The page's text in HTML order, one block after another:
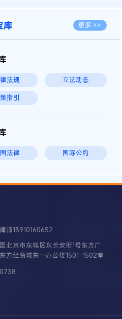
库 更多 >>
法规 立法动态
指引
法律 国际公约
师13910160652
北京市东城区东长安街1号东方广
方经贸城东一办公楼1501-1502室